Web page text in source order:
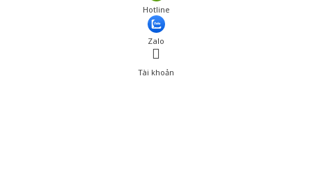
Hotline
Zalo
Tài khoản